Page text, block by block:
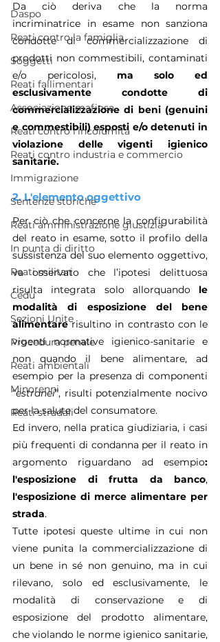
Daspo
Reati contro la famiglia
Soggetti
Reati fallimentari
Associazione mafiosa
Reati contro l'incolumità
Reati contro industria e commercio
Immigrazione
Sentenze storiche
Reati amministrazione giustizia
In punta di diritto
Reati militari
Cedu
Sezioni Unite
Procedura penale
Reati ambientali
Minorenni
Reati stradali
Da ciò deriva che la norma
incriminatrice in esame non sanziona
condotte di commercializzazione di
prodotti non commestibili, contaminati
e/o pericolosi, ma solo ed
esclusivamente condotte di
commercializzazione di beni (genuini
e commestibili) esposti e/o detenuti in
violazione delle vigenti igienico
sanitarie.
2. L'elemento oggettivo
Per ciò che concerne la configurabilità
del reato in esame, sotto il profilo della
sussistenza del suo elemento oggettivo,
va osservato che l’ipotesi delittuosa
risulta integrata solo allorquando le
modalità di esposizione del bene
alimentare risultino in contrasto con le
vigenti normative igienico-sanitarie e
non quando il bene alimentare, ad
esempio per la presenza di componenti
“estranei”, risulti potenzialmente nocivo
per la salute del consumatore.
Ed invero, nella pratica giudiziaria, i casi
più frequenti di condanna per il reato in
argomento riguardano ad esempio:
l'esposizione di frutta da banco
l'esposizione di merce alimentare per
strada.
Tutte ipotesi queste ultime in cui non
viene punita la commercializzazione di
un bene in sé non genuino, ma in cui
rilevano, solo ed esclusivamente, le
modalità di conservazione e di
esposizione del prodotto alimentare,
che violando le norme igienico sanitarie,